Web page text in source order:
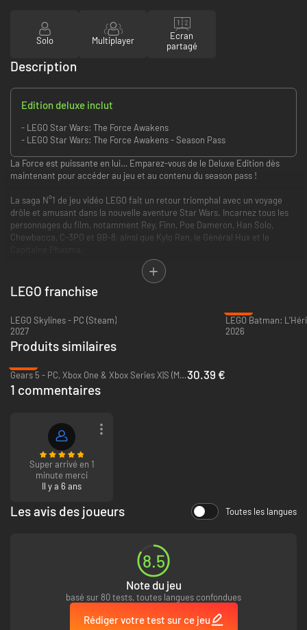
Solo Multiplayer
Ecran
partagé
Description
Edition deluxe inclut
- LEGO Star Wars: The Force Awakens
- LEGO Star Wars: The Force Awakens - Season Pass
La Force est puissante en lui… Emparez-vous de le Deluxe Edition dès
maintenant pour accéder au jeu et au contenu du season pass !
La saga N°1 de jeu vidéo LEGO fait un retour triomphal avec un voyage
drôle et amusant dans la nouvelle aventure Star Wars. Incarnez tous les
personnages du film, notamment Rey, Finn, Poe Dameron, Han Solo,
Chewbacca, C-3PO et BB-8, ainsi que Kylo Ren, le Général Hux et le
Dans LEGO Star Wars : le Réveil de la Force, revivez l'action épique du film
d'une manière que seul LEGO peut vous proposer, avec une nouvelle
histoire de l'univers Star Wars qui explore la période entre le Retour du
LEGO Star Wars : Le Réveil de la Force introduit de nouvelles mécaniques
de jeu, notamment le système de Multi-Constructions, qui permet aux
progresser dans le jeu, et les intenses nouvelles Batailles de Blaster
intenses, au cours desquelles les joueurs peuvent utiliser leur
environnement pour repousser le Premier Ordre.
LEGO franchise
LEGO Skylines - PC (Steam)
2027
2026
Produits similaires
Gears 5 - PC, Xbox One & Xbox Series X|S (Microsoft Store)30.39 €
1 commentaires
Super arrivé en 1
minute merci
Il y a 6 ans
Les avis des joueurs Toutes les langues
8.5
Note du jeu
basé sur 80 tests, toutes langues confondues
Rédiger votre test sur ce jeu